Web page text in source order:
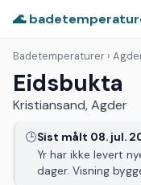
🌊
Badetemperaturer ›
Eidsbukta
Kristiansand, Agder
🕒Sist målt 08. jul.
Yr har ikke levert
dager. Visning